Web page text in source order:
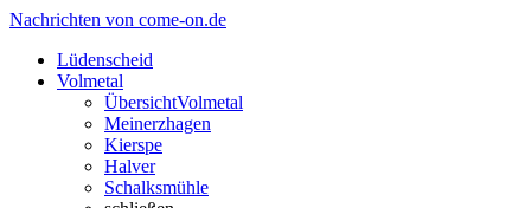
Nachrichten von come-on.de
Lüdenscheid
Volmetal
ÜbersichtVolmetal
Meinerzhagen
Kierspe
Halver
Schalksmühle